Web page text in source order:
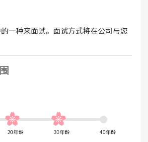
一种来面试。面试方式将在公司与您
20年龄 30年龄 40年龄